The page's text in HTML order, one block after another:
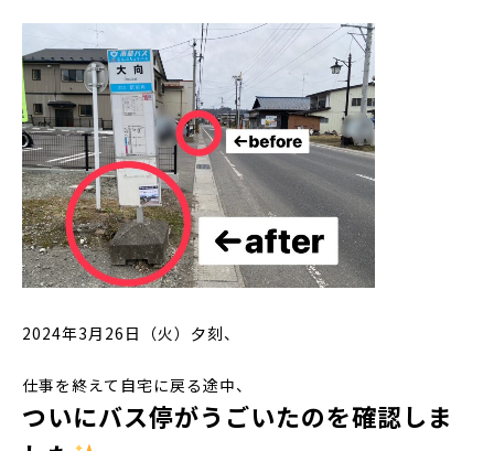
2024年3月26日（火）夕刻、
仕事を終えて自宅に戻る途中、
ついにバス停がうごいたのを確認しま